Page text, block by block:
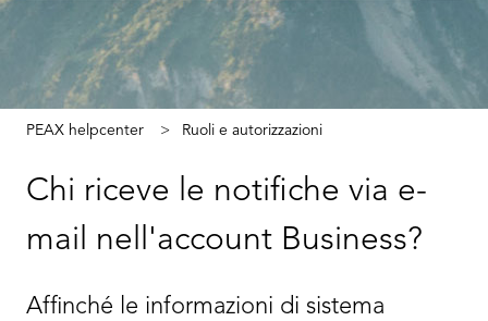
Non sono presenti suggerimenti perché il campo di ricerca è
PEAX helpcenter Ruoli e autorizzazioni
Chi riceve le notifiche via e-
mail nell'account Business?
Affinché le informazioni di sistema